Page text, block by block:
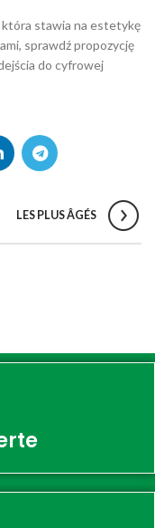
która stawia na estetykę
sprawdź propozycję
do cyfrowej
LES PLUS ÂGÉS